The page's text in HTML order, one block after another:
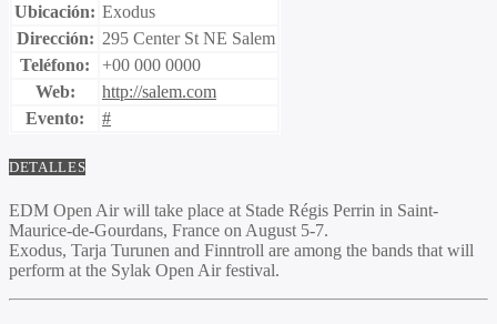
Ubicación: Exodus
Dirección: 295 Center St NE Salem
Teléfono:
+00 000 0000
Web:
http://salem.com
Evento:
#
DETALLES
EDM Open Air will take place at Stade Régis Perrin in Saint-
Maurice-de-Gourdans, France on August 5-7.
Exodus, Tarja Turunen and Finntroll are among the bands that will
perform at the Sylak Open Air festival.